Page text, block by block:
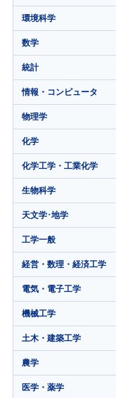
環境科学
数学
統計
情報・コンピュータ
物理学
化学
化学工学・工業化学
生物科学
天文学･地学
工学一般
経営・数理・経済工学
電気・電子工学
機械工学
土木・建築工学
農学
医学・薬学